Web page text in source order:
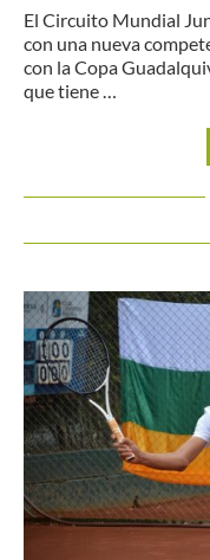
El Circuito Mundial
con una nueva
con la Copa
que tiene …